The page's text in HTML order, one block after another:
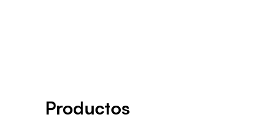
Productos